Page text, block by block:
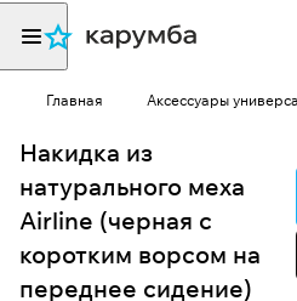
Главная Аксессуары
Накидка из
натурального меха
Airline (черная с
коротким ворсом на
переднее сидение)